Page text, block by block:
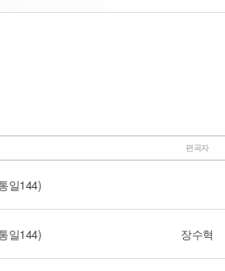
편곡자
일144)
일144) 장수혁